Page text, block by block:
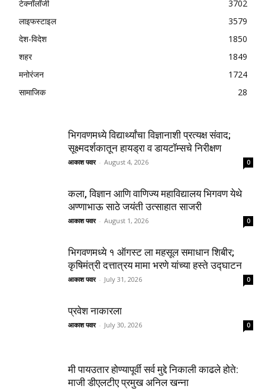
टेक्नॉलॉजी
3702
लाइफस्टाइल
3579
देश-विदेश
1850
शहर
1849
मनोरंजन
1724
सामाजिक
28
भिगवणमध्ये विद्यार्थ्यांचा विज्ञानाशी प्रत्यक्ष संवाद;
सूक्ष्मदर्शकातून हायड्रा व डायटॉम्सचे निरीक्षण
आकाश पवार - August 4, 2026 0
कला, विज्ञान आणि वाणिज्य महाविद्यालय भिगवण येथे
अण्णाभाऊ साठे जयंती उत्साहात साजरी
आकाश पवार - August 1, 2026 0
भिगवणमध्ये १ ऑगस्ट ला महसूल समाधान शिबीर;
कृषिमंत्री दत्तात्रय मामा भरणे यांच्या हस्ते उद्घाटन
आकाश पवार - July 31, 2026 0
प्रवेश नाकारला
आकाश पवार - July 30, 2026 0
मी पायउतार होण्यापूर्वी सर्व मुद्दे निकाली काढले होते:
माजी डीएलटीए प्रमुख अनिल खन्ना